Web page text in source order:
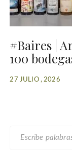
#Baires |
100
27 JULIO , 2026